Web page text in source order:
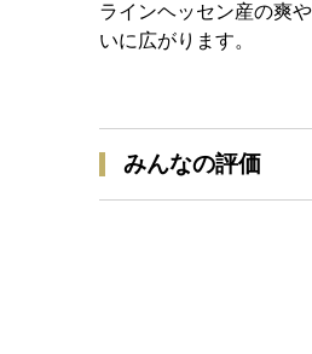
ラインヘッセン産の爽
いに広がります。
みんなの評価